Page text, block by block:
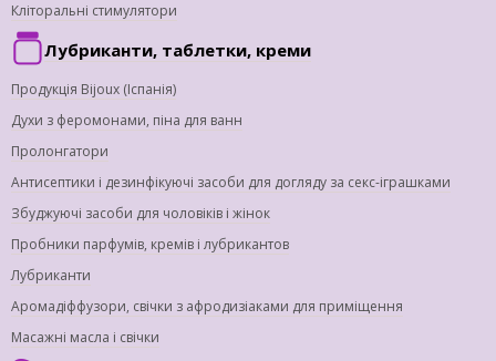
Кліторальні стимулятори
Лубриканти, таблетки, креми
Продукція Bijoux (Іспанія)
Духи з феромонами, піна для ванн
Пролонгатори
Антисептики і дезинфікуючі засоби для догляду за секс-іграшками
Збуджуючі засоби для чоловіків і жінок
Пробники парфумів, кремів і лубрикантов
Лубриканти
Аромадіффузори, свічки з афродизіаками для приміщення
Масажні масла і свічки